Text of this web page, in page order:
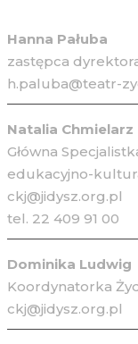
Hanna Pałuba
zastępca
h.paluba@teatr-
Natalia Chmielarz
Główna
edukacyjno-
ckj@jidysz.org.pl
tel. 22 409 91 00
Dominika Ludwig
Koordynatorka
ckj@jidysz.org.pl